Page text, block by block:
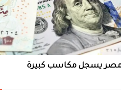
مصر يسجل مكاسب كبيرة